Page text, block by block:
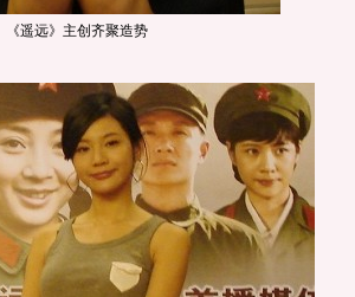
《遥远》主创齐聚造势